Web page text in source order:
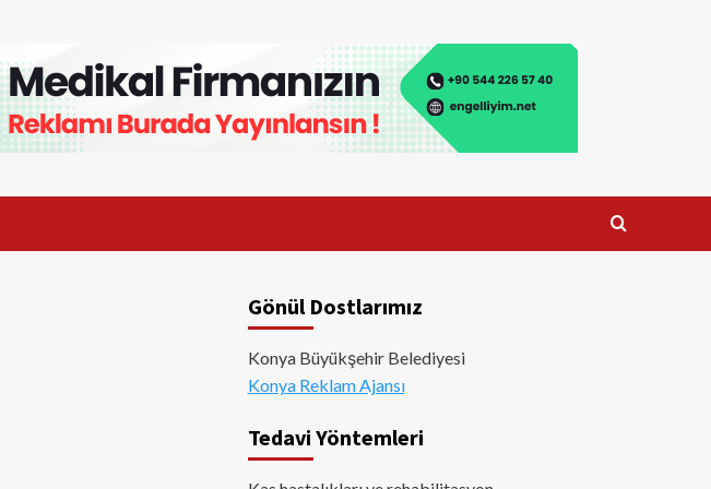
Gönül Dostlarımız
Konya Büyükşehir Belediyesi
Konya Reklam Ajansı
Tedavi Yöntemleri